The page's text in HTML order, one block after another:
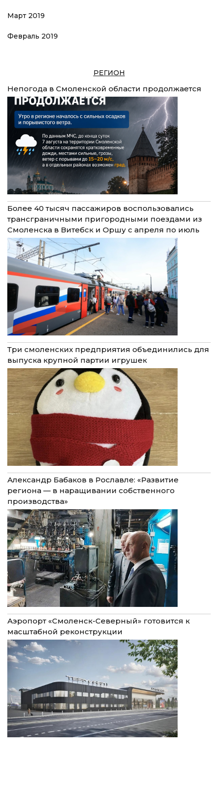
Март 2019
Февраль 2019
РЕГИОН
Непогода в Смоленской области продолжается
Более 40 тысяч пассажиров воспользовались
трансграничными пригородными поездами из
Смоленска в Витебск и Оршу с апреля по июль
Три смоленских предприятия объединились для
выпуска крупной партии игрушек
Александр Бабаков в Рославле: «Развитие
региона — в наращивании собственного
производства»
Аэропорт «Смоленск-Северный» готовится к
масштабной реконструкции